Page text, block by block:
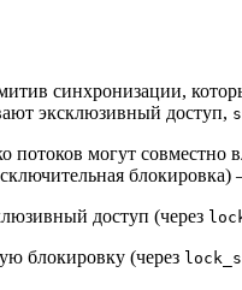
синхронизации,
эксклюзивный доступ,
потоков могут совместно
блокировка)
доступ (через
блокировку (через